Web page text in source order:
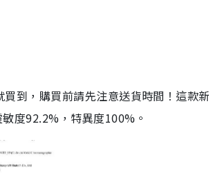
到，購買前請先注意送貨時間！這款
度92.2%，特異度100%。